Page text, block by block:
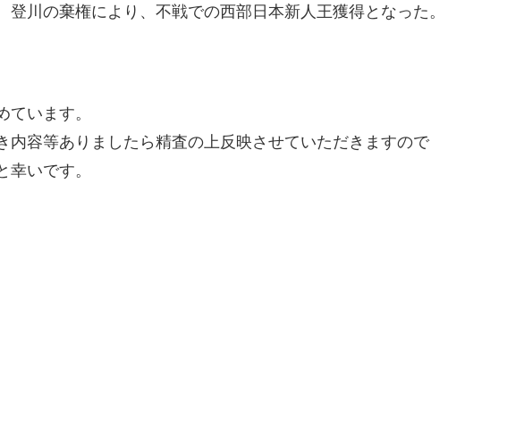
川の棄権により、不戦での西部日本新人王獲得となった。
います。
容等ありましたら精査の上反映させていただきますので
いです。